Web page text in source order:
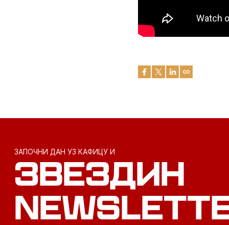
ЗАПОЧНИ ДАН УЗ КАФИЦУ И
ЗВЕЗДИН